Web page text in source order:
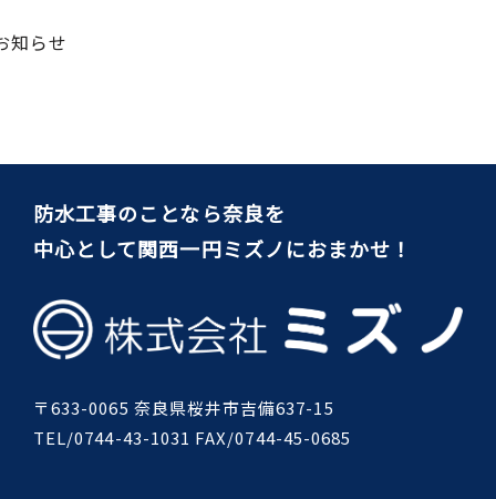
知らせ
防水工事のことなら奈良を
中心として関西一円ミズノにおまかせ！
〒633-0065 奈良県桜井市吉備637-15
TEL/0744-43-1031 FAX/0744-45-0685